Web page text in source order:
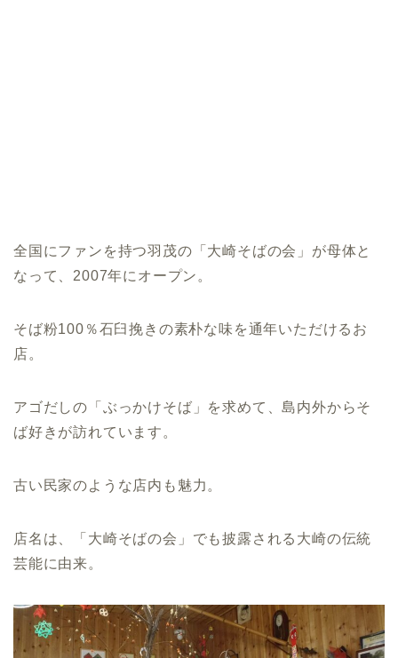
全国にファンを持つ羽茂の「大崎そばの会」が母体と
なって、2007年にオープン。
そば粉100％石臼挽きの素朴な味を通年いただけるお
店。
アゴだしの「ぶっかけそば」を求めて、島内外からそ
ば好きが訪れています。
古い民家のような店内も魅力。
店名は、「大崎そばの会」でも披露される大崎の伝統
芸能に由来。